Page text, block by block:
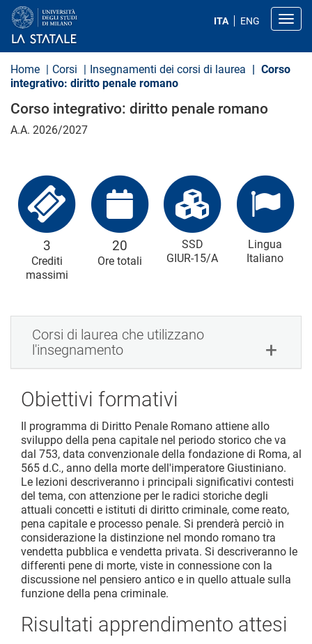
a
ITA ENG
Home Corsi Insegnamenti dei corsi di laurea
Corso
integrativo: diritto penale romano
Corso integrativo: diritto penale romano
A.A. 2026/2027
3
Crediti
massimi
20
Ore totali
SSD
GIUR-15/A
Lingua
Italiano
Corsi di laurea che utilizzano
l'insegnamento
Obiettivi formativi
Il programma di Diritto Penale Romano attiene allo
sviluppo della pena capitale nel periodo storico che va
dal 753, data convenzionale della fondazione di Roma, al
565 d.C., anno della morte dell'imperatore Giustiniano.
Le lezioni descriveranno i principali significativi contesti
del tema, con attenzione per le radici storiche degli
attuali concetti e istituti di diritto criminale, come reato,
pena capitale e processo penale. Si prenderà perciò in
considerazione la distinzione nel mondo romano tra
vendetta pubblica e vendetta privata. Si descriveranno le
differenti pene di morte, viste in connessione con la
discussione nel pensiero antico e in quello attuale sulla
funzione della pena criminale.
Risultati apprendimento attesi